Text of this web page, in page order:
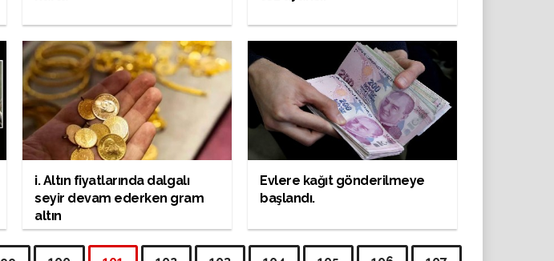
i. Altın fiyatlarında dalgalı
seyir devam ederken gram
altın
Evlere kağıt gönderilmeye
başlandı.